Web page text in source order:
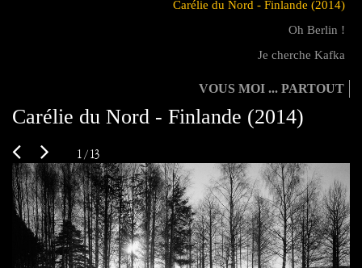
Carélie du Nord - Finlande (2014)
Oh Berlin !
Je cherche Kafka
VOUS MOI ... PARTOUT
Carélie du Nord - Finlande (2014)
1 / 13